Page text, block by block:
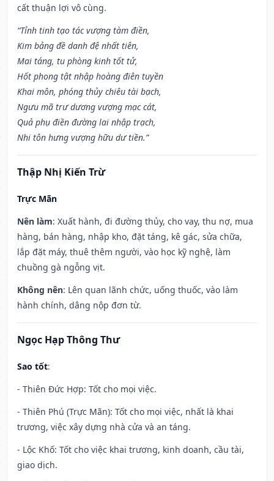
cất thuận lợi vô cùng.
“Tỉnh tinh tạo tác vượng tàm điền,
Kim bảng đề danh đệ nhất tiên,
Mai táng, tu phòng kinh tốt tử,
Hốt phong tật nhập hoàng điên tuyền
Khai môn, phóng thủy chiêu tài bạch,
Ngưu mã trư dương vượng mạc cát,
Quả phụ điền đường lai nhập trạch,
Nhi tôn hưng vượng hữu dư tiền.”
Thập Nhị Kiến Trừ
Trực Mãn
Nên làm: Xuất hành, đi đường thủy, cho vay, thu nợ, mua
hàng, bán hàng, nhập kho, đặt táng, kê gác, sửa chữa,
lắp đặt máy, thuê thêm người, vào học kỹ nghệ, làm
chuồng gà ngỗng vịt.
Không nên: Lên quan lãnh chức, uống thuốc, vào làm
hành chính, dâng nộp đơn từ.
Ngọc Hạp Thông Thư
Sao tốt:
- Thiên Đức Hợp: Tốt cho mọi việc.
- Thiên Phú (Trực Mãn): Tốt cho mọi việc, nhất là khai
trương, việc xây dựng nhà cửa và an táng.
- Lộc Khố: Tốt cho việc khai trương, kinh doanh, cầu tài,
giao dịch.